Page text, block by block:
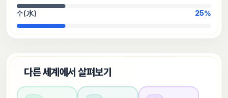
수(水) 25%
다른 세계에서 살펴보기